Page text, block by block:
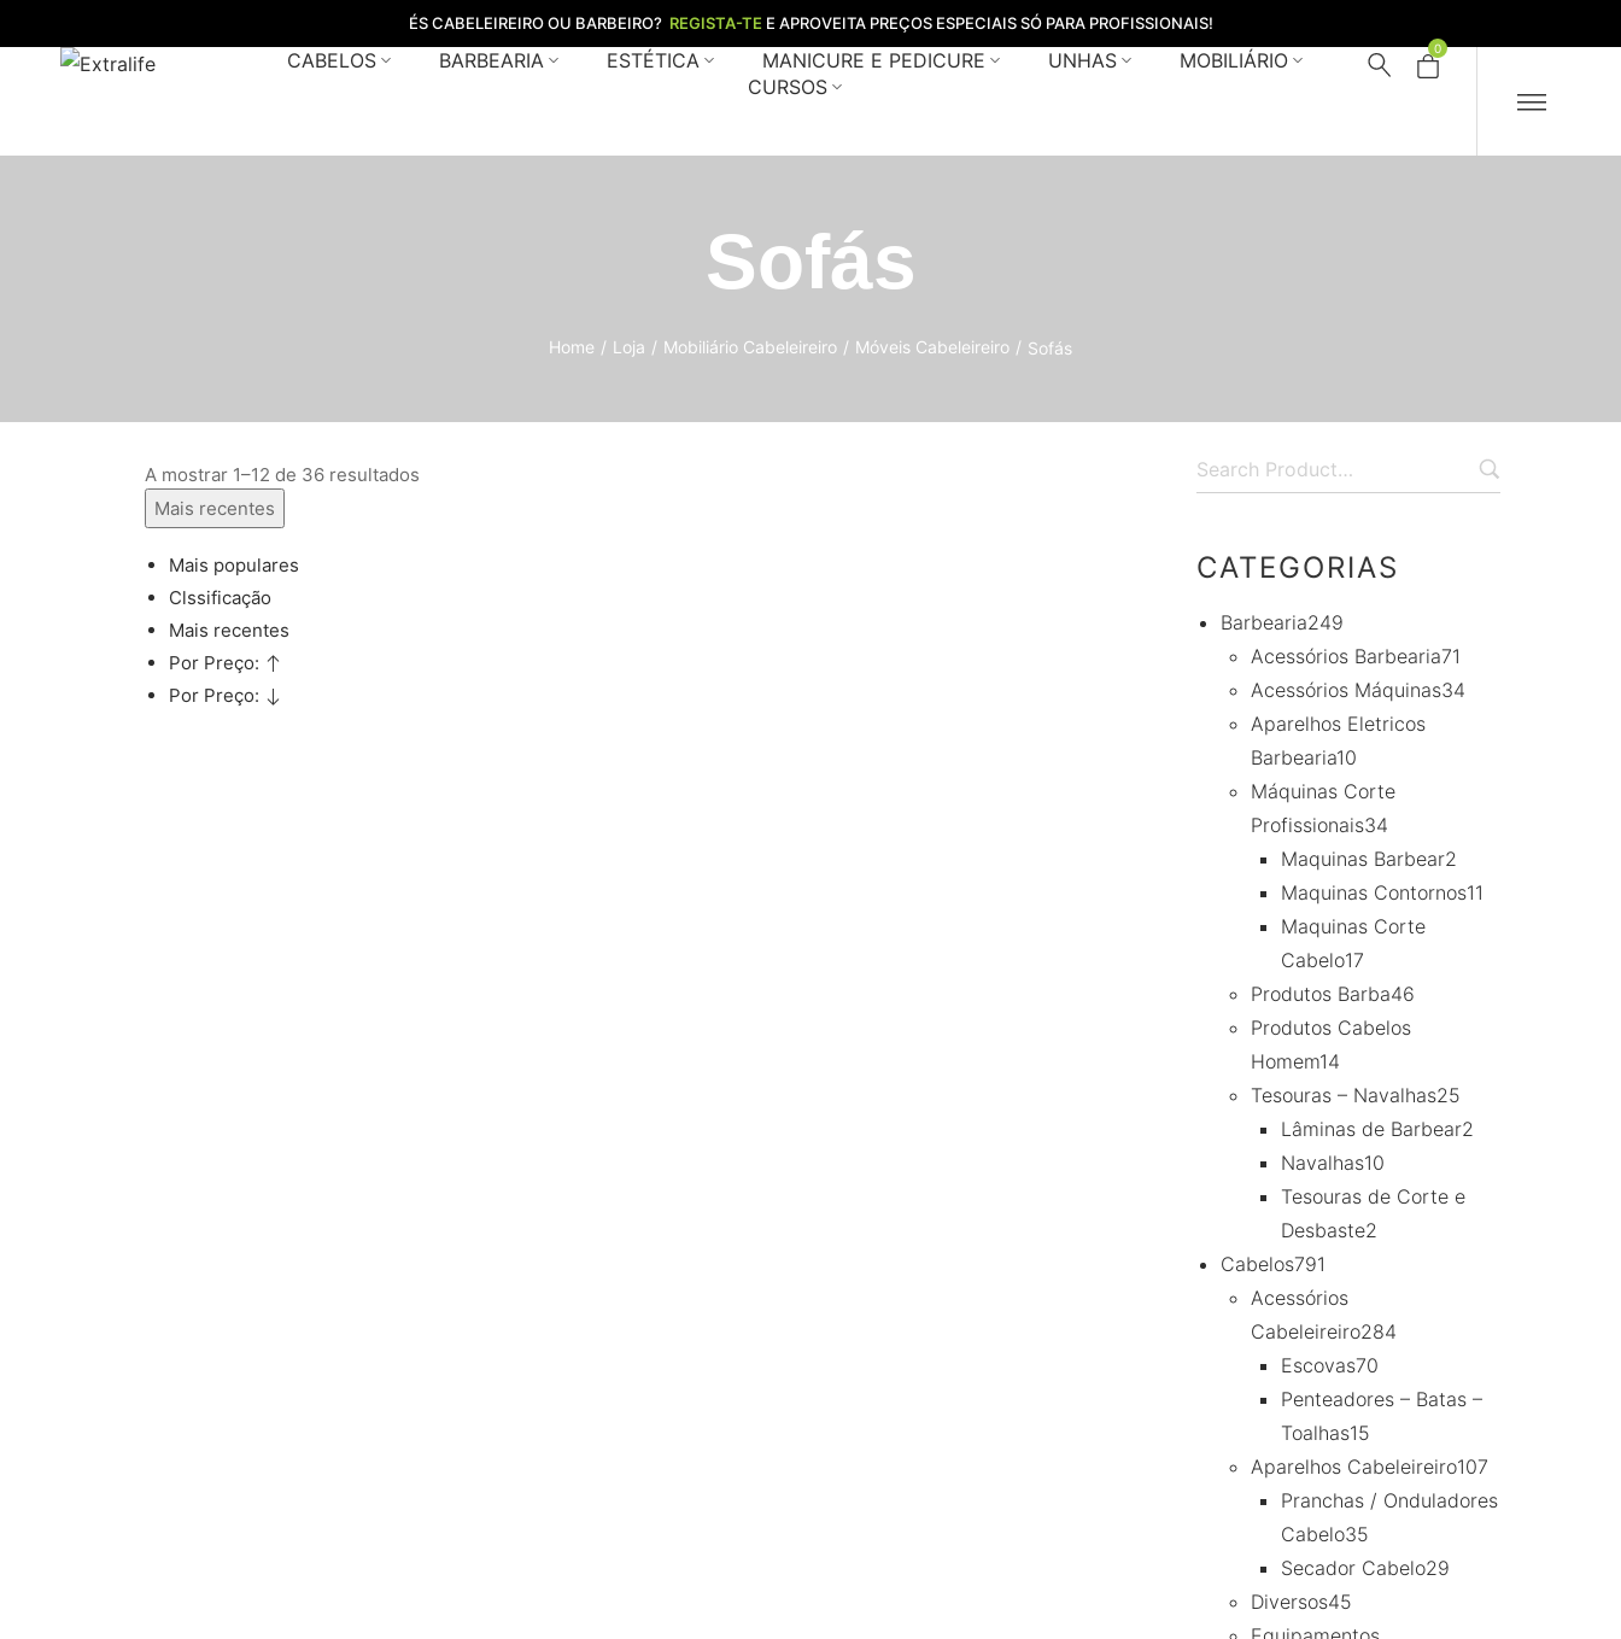
ÉS CABELEIREIRO OU BARBEIRO? REGISTA-TE E APROVEITA PREÇOS ESPECIAIS SÓ PARA PROFISSIONAIS!
CABELOS BARBEARIA ESTÉTICA MANICURE E PEDICURE UNHAS
MOBILIÁRIO
CURSOS
0
Sofás
Home / Loja / Mobiliário Cabeleireiro / Móveis Cabeleireiro / Sofás
A mostrar 1–12 de 36 resultados
Mais recentes
Mais populares
Clssificação
Mais recentes
Por Preço:
Por Preço:
CATEGORIAS
Barbearia249
Acessórios Barbearia71
Acessórios Máquinas34
Aparelhos Eletricos
Barbearia10
Máquinas Corte
Profissionais34
Maquinas Barbear2
Maquinas Contornos11
Maquinas Corte
Cabelo17
Produtos Barba46
Produtos Cabelos
Homem14
Tesouras – Navalhas25
Lâminas de Barbear2
Navalhas10
Tesouras de Corte e
Desbaste2
Cabelos791
Acessórios
Cabeleireiro284
Escovas70
Penteadores – Batas –
Toalhas15
Aparelhos Cabeleireiro107
Pranchas / Onduladores
Cabelo35
Secador Cabelo29
Diversos45